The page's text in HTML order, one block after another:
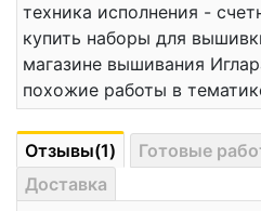
техника исполнения -
купить наборы для
магазине вышивания
похожие работы в
Отзывы(1) Готовые
Доставка